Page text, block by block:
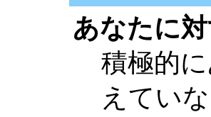
あなたに
積極的
えてい